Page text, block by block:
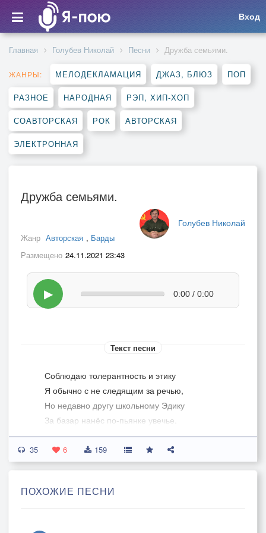
Вход
Главная Голубев Николай Песни Дружба семьями.
ЖАНРЫ: МЕЛОДЕКЛАМАЦИЯ ДЖАЗ, БЛЮЗ ПОП
РАЗНОЕ НАРОДНАЯ РЭП, ХИП-ХОП
СОАВТОРСКАЯ РОК АВТОРСКАЯ
ЭЛЕКТРОННАЯ
Дружба семьями.
Голубев Николай
Жанр Авторская , Барды
Размещено 24.11.2021 23:43
▶ 0:00 / 0:00
Текст песни
Соблюдаю толерантность и этику
Я обычно с не следящим за речью,
Но недавно другу школьному Эдику
За базар нанёс по-пьянке увечье.
Четверть века не встречались наверное
И на улице столкнулись случайно…
Был создание он в школе примерное,
35 6 159
ПОХОЖИЕ ПЕСНИ